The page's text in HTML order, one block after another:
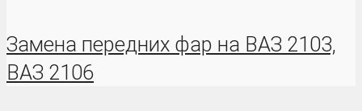
Замена передних фар на ВАЗ 2103,
ВАЗ 2106